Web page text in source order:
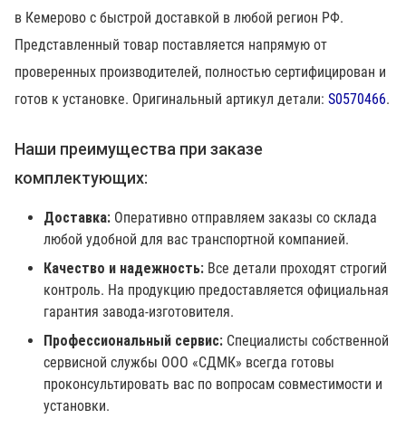
в Кемерово с быстрой доставкой в любой регион РФ.
Представленный товар поставляется напрямую от
проверенных производителей, полностью сертифицирован и
готов к установке. Оригинальный артикул детали: S0570466.
Наши преимущества при заказе
комплектующих:
Доставка: Оперативно отправляем заказы со склада
любой удобной для вас транспортной компанией.
Качество и надежность: Все детали проходят строгий
контроль. На продукцию предоставляется официальная
гарантия завода-изготовителя.
Профессиональный сервис: Специалисты собственной
сервисной службы ООО «СДМК» всегда готовы
проконсультировать вас по вопросам совместимости и
установки.